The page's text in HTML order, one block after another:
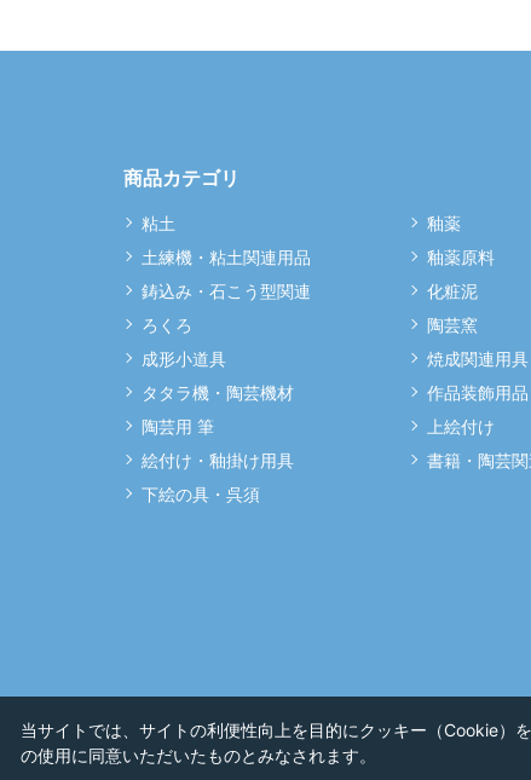
商品カテゴリ
粘土
土練機・粘土関連用品
鋳込み・石こう型関連
ろくろ
成形小道具
タタラ機・陶芸機材
陶芸用 筆
絵付け・釉掛け用具
下絵の具・呉須
釉薬
釉薬原料
化粧泥
陶芸窯
焼成関連用具
作品装飾用品
上絵付け
書籍・陶芸関
当サイトでは、サイトの利便性向上を目的にクッキー（Cookie）
の使用に同意いただいたものとみなされます。